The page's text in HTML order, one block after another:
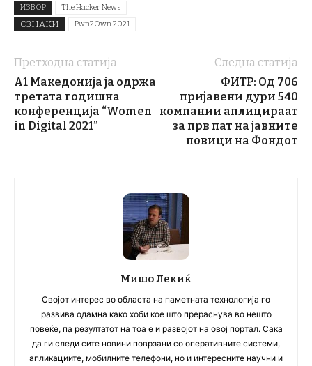
ИЗВОР The Hacker News
ОЗНАКИ Pwn2Own 2021
Претходна статија
А1 Македонија ја одржа
третата годишна
конференција “Women
in Digital 2021”
Следна статија
ФИТР: Од 706
пријавени дури 540
компании аплицираат
за прв пат на јавните
повици на Фондот
Мишо Лекиќ
Својот интерес во областа на паметната технологија го
развива одамна како хоби кое што прераснува во нешто
повеќе, па резултатот на тоа е и развојот на овој портал. Сака
да ги следи сите новини поврзани со оперативните системи,
апликациите, мобилните телефони, но и интересните научни и